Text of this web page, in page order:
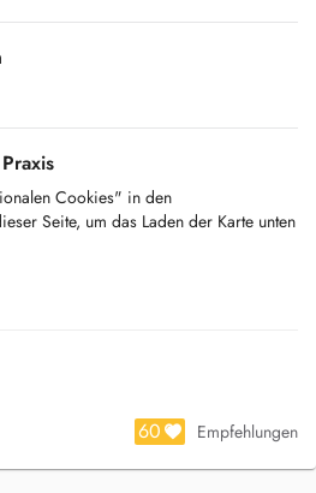
Cookies" in den
Seite, um das Laden der Karte unten
60 Empfehlungen